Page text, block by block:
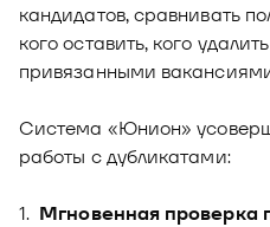
кандидатов, сравнивать
кого оставить, кого
привязанными
Система «Юнион»
работы с дубликатами:
Мгновенная проверка